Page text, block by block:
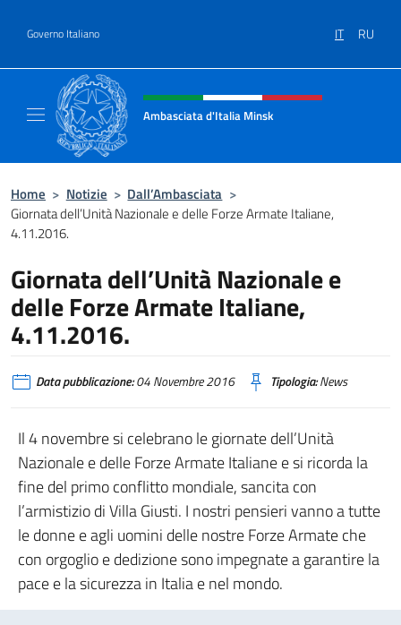
Governo Italiano IT RU
Intestazione sito, social e menù
Ambasciata d'Italia Minsk
Home > Notizie > Dall’Ambasciata >
Giornata dell’Unità Nazionale e delle Forze Armate Italiane,
4.11.2016.
Giornata dell’Unità Nazionale e
delle Forze Armate Italiane,
4.11.2016.
Data pubblicazione:04 Novembre 2016 Tipologia:News
Il 4 novembre si celebrano le giornate dell’Unità
Nazionale e delle Forze Armate Italiane e si ricorda la
fine del primo conflitto mondiale, sancita con
l’armistizio di Villa Giusti. I nostri pensieri vanno a tutte
le donne e agli uomini delle nostre Forze Armate che
con orgoglio e dedizione sono impegnate a garantire la
pace e la sicurezza in Italia e nel mondo.